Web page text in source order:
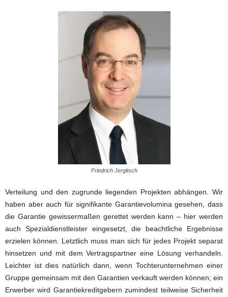
Friedrich Jergitsch
Verteilung und den zugrunde liegenden Projekten abhängen. Wir
haben aber auch für signifikante Garantievolumina gesehen, dass
die Garantie gewissermaßen gerettet werden kann – hier werden
auch Spezialdienstleister eingesetzt, die beachtliche Ergebnisse
erzielen können. Letztlich muss man sich für jedes Projekt separat
hinsetzen und mit dem Vertragspartner eine Lösung verhandeln.
Leichter ist dies natürlich dann, wenn Tochterunternehmen einer
Gruppe gemeinsam mit den Garantien verkauft werden können; ein
Erwerber wird Garantiekreditgebern zumindest teilweise Sicherheit